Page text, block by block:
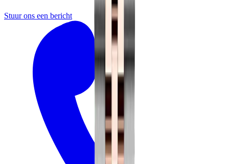
Stuur ons een bericht